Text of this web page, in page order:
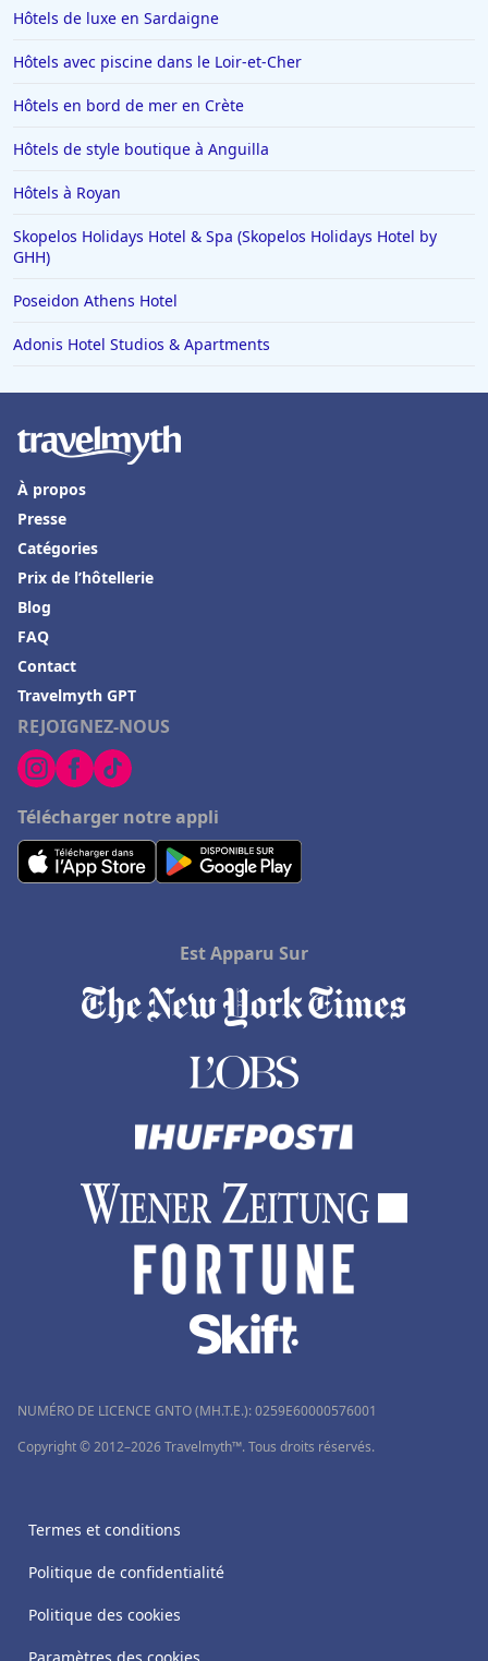
Hôtels de luxe en Sardaigne
Hôtels avec piscine dans le Loir-et-Cher
Hôtels en bord de mer en Crète
Hôtels de style boutique à Anguilla
Hôtels à Royan
Skopelos Holidays Hotel & Spa (Skopelos Holidays Hotel by
GHH)
Poseidon Athens Hotel
Adonis Hotel Studios & Apartments
REJOIGNEZ-NOUS
Télécharger notre appli
À propos
Presse
Catégories
Prix de l’hôtellerie
Blog
FAQ
Contact
Travelmyth GPT
Est Apparu Sur
NUMÉRO DE LICENCE GNTO (MH.T.E.): 0259Ε60000576001
Copyright © 2012–2026 Travelmyth™. Tous droits réservés.
Termes et conditions
Politique de confidentialité
Politique des cookies